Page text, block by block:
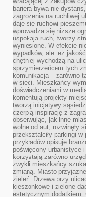
barierą bywa nie
zagrożenia na ruchliwej
daje się ruchowi
wprowadza się niższe
uspokaja ruch, tworzy
wyniesione. W efekcie
wypadków, ale też
chętniej wychodzą na
sprzymierzeńcem tych
komunikacja – zarówno
w sieci. Mieszkańcy
doświadczeniami w
komentują projekty
tworzą inicjatywy
czerpią inspirację z
obserwując, jak inne
wolne od aut, rozwinęły
przekształciły parkingi
przykładów opisuje
poświęcony urbanistyce
korzystają zarówno
zwykli mieszkańcy
zmianą. Miasto
zieleń. Drzewa przy
kieszonkowe i zielone
estetycznym dodatkiem.